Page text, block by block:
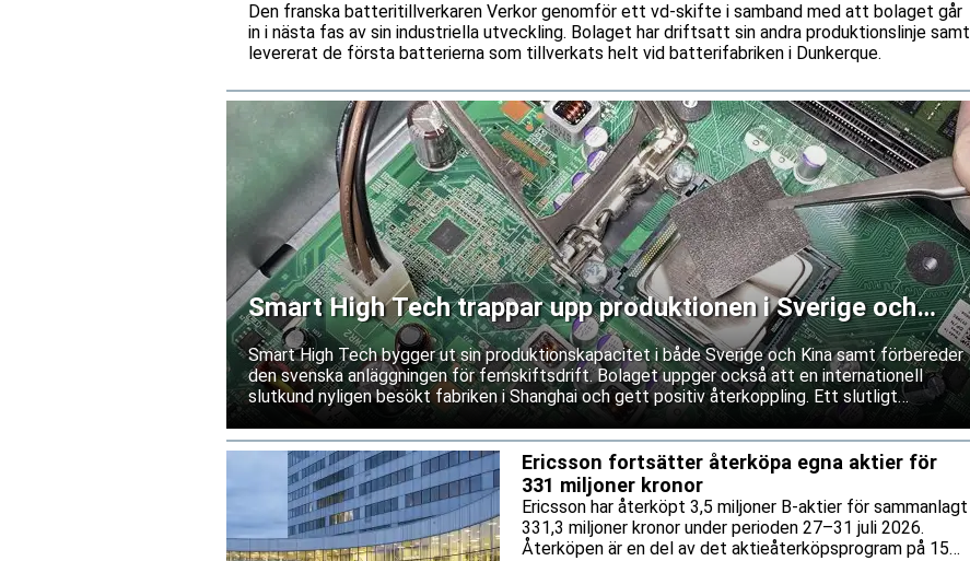
Den franska batteritillverkaren Verkor genomför ett vd-skifte i samband med att bolaget går
in i nästa fas av sin industriella utveckling. Bolaget har driftsatt sin andra produktionslinje samt
levererat de första batterierna som tillverkats helt vid batterifabriken i Dunkerque.
Smart High Tech trappar upp produktionen i Sverige och
Kina
Smart High Tech bygger ut sin produktionskapacitet i både Sverige och Kina samt förbereder
den svenska anläggningen för femskiftsdrift. Bolaget uppger också att en internationell
slutkund nyligen besökt fabriken i Shanghai och gett positiv återkoppling. Ett slutligt
leverantörsgodkännande inväntas dock fortfarande.
Ericsson fortsätter återköpa egna aktier för
331 miljoner kronor
Ericsson har återköpt 3,5 miljoner B-aktier för sammanlagt
331,3 miljoner kronor under perioden 27–31 juli 2026.
Återköpen är en del av det aktieåterköpsprogram på 15